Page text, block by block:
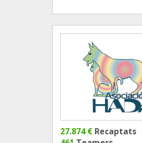
27.874 € Recaptats